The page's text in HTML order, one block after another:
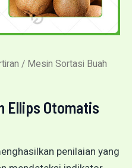
/ Mesin Sortasi Buah
Ellips Otomatis
penilaian yang